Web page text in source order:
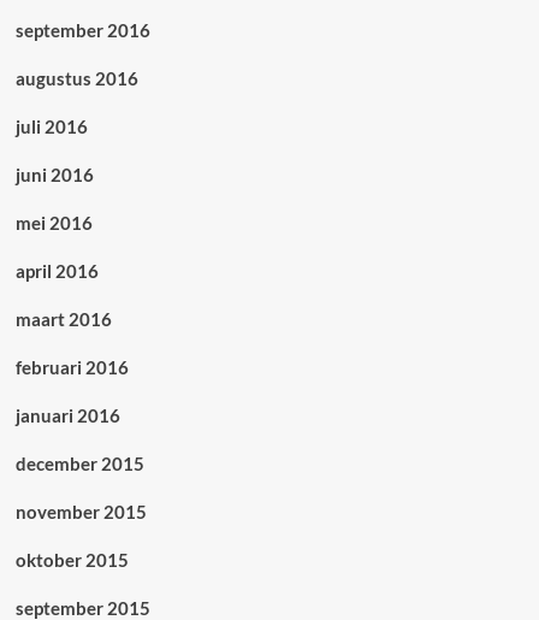
september 2016
augustus 2016
juli 2016
juni 2016
mei 2016
april 2016
maart 2016
februari 2016
januari 2016
december 2015
november 2015
oktober 2015
september 2015